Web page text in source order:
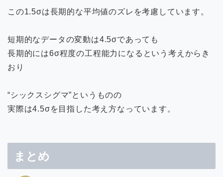
この1.5σは長期的な平均値のズレを考慮しています。
短期的なデータの変動は4.5σであっても
長期的には6σ程度の工程能力になるという考えからき
おり
“シックスシグマ”というものの
実際は4.5σを目指した考え方なっています。
まとめ